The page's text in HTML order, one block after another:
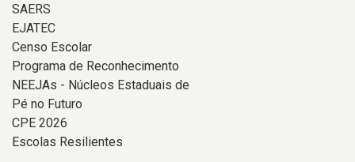
SAERS
EJATEC
Censo Escolar
Programa de Reconhecimento
NEEJAs - Núcleos Estaduais de
Pé no Futuro
CPE 2026
Escolas Resilientes